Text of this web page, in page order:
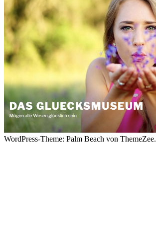
WordPress-Theme: Palm Beach von ThemeZee.